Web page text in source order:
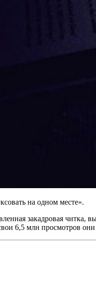
на одном месте».
закадровая
6,5 млн просмотров они